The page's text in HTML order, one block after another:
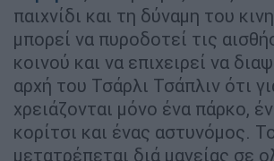
παιχνίδι και τη δύναμη του
μπορεί να πυροδοτεί τις
κοινού και να επιχειρεί να
αρχή του Τσάρλι Τσάπλιν ότι
χρειάζονται μόνο ένα πάρκο,
κορίτσι και ένας αστυνόμος.
μετατρέπεται διά μαγείας σε